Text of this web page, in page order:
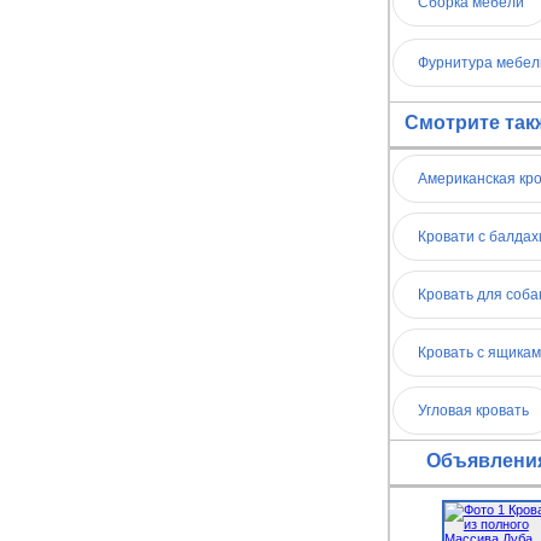
Фурнитура
Смотрите
Американская
Кровати с
Кровать для
Кровать с
Угловая кровать